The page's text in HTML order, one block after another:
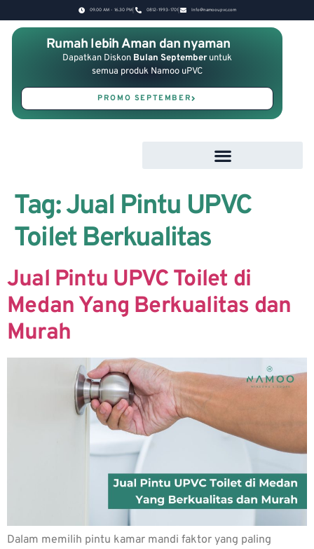
09.00 AM - 16.30 PM 0812-1993-1701 Info@namooupvc.com
Rumah lebih Aman dan nyaman
Dapatkan Diskon Bulan September untuk
semua produk Namoo uPVC
PROMO SEPTEMBER
Tag:Jual Pintu UPVC
Toilet Berkualitas
Jual Pintu UPVC Toilet di
Medan Yang Berkualitas dan
Murah
Dalam memilih pintu kamar mandi faktor yang paling